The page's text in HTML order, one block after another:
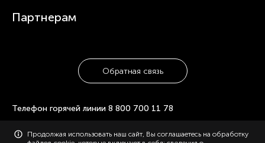
Партнерам
Обратная связь
Телефон горячей линии 8 800 700 11 78
© 2006-2026 «Polaris». Все права защищены. Использование
Продолжая использовать наш сайт, Вы соглашаетесь на обработку